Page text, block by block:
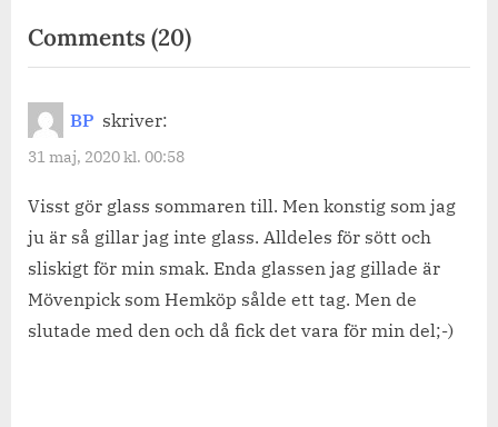
Comments(20)on
“Har
glass
ännu?”
BP skriver:
31 maj, 2020 kl. 00:58
Visst gör glass sommaren till. Men konstig som jag
ju är så gillar jag inte glass. Alldeles för sött och
sliskigt för min smak. Enda glassen jag gillade är
Mövenpick som Hemköp sålde ett tag. Men de
slutade med den och då fick det vara för min del;-)